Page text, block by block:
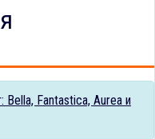
Fantastica, Aurea и